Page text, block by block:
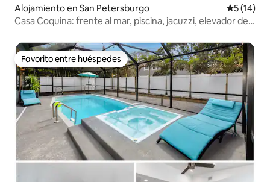
Alojamiento en San Petersburgo
5 (14)
Casa Coquina: frente al mar, piscina, jacuzzi, elevador de
Favorito entre huéspedes
Favorito entre huéspedes